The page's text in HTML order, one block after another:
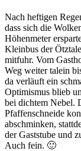
Nach heftigen
dass sich die
Höhenmeter
Kleinbus der
mitfuhr. Vom
Weg weiter talein
da verläuft ein
Optimismus blieb
bei dichtem Nebel.
Pfaffenschneide
abschminken,
der Gaststube und
Auch fein. 🙂